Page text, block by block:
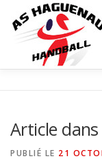
INFOS
Article
PUBLIÉ LE 21